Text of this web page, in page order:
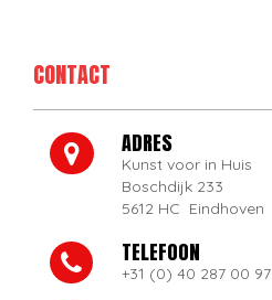
CONTACT
ADRES
Kunst voor in Huis
Boschdijk 233
5612 HC Eindhoven
TELEFOON
+31 (0) 40 287 00 97